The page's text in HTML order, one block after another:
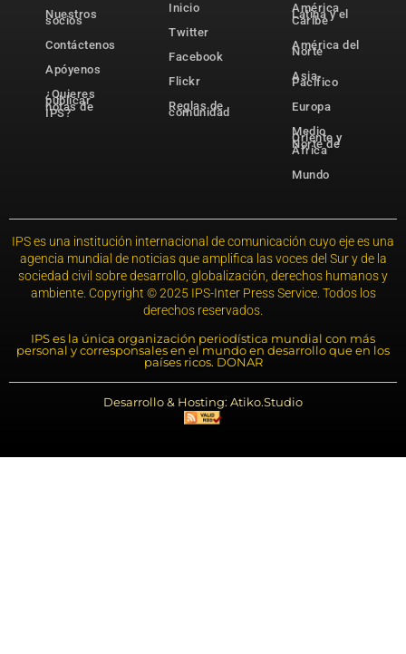
Nuestros
socios
Contáctenos
Apóyenos
¿Quieres
publicar
notas de
IPS?
Inicio
Twitter
Facebook
Flickr
Reglas de
comunidad
América
Latina y el
Caribe
América del
Norte
Asia-
Pacífico
Europa
Medio
Oriente y
Norte de
África
Mundo
IPS es una institución internacional de comunicación cuyo eje es una
agencia mundial de noticias que amplifica las voces del Sur y de la
sociedad civil sobre desarrollo, globalización, derechos humanos y
ambiente. Copyright © 2025 IPS-Inter Press Service. Todos los
derechos reservados.
IPS es la única organización periodística mundial con más
personal y corresponsales en el mundo en desarrollo que en los
países ricos. DONAR
Desarrollo & Hosting: Atiko.Studio